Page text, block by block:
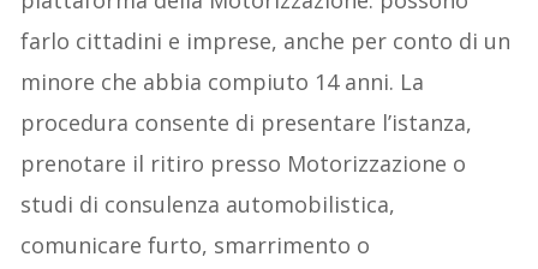
farlo cittadini e imprese, anche per conto di un
minore che abbia compiuto 14 anni. La
procedura consente di presentare l’istanza,
prenotare il ritiro presso Motorizzazione o
studi di consulenza automobilistica,
comunicare furto, smarrimento o